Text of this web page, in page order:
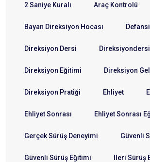
2 Saniye Kuralı Araç Kontrolü
Bayan Direksiyon Hocası
Direksiyon Dersi
Direksiyon Eğitimi Direksiyon
Direksiyon Pratiği Ehliyet
Ehliyet Sonrası Ehliyet Sonrası
Gerçek Sürüş Deneyimi Güvenli
Güvenli Sürüş Eğitimi Ileri Sürüş